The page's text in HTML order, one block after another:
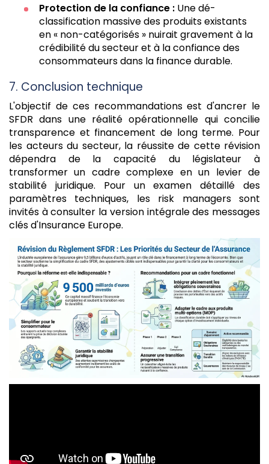
Protection de la confiance : Une dé-
classification massive des produits existants
en « non-catégorisés » nuirait gravement à la
crédibilité du secteur et à la confiance des
consommateurs dans la finance durable.
7. Conclusion technique
L'objectif de ces recommandations est d'ancrer le
SFDR dans une réalité opérationnelle qui concilie
transparence et financement de long terme. Pour
les acteurs du secteur, la réussite de cette révision
dépendra de la capacité du législateur à
transformer un cadre complexe en un levier de
stabilité juridique. Pour un examen détaillé des
paramètres techniques, les risk managers sont
invités à consulter la version intégrale des messages
clés d'Insurance Europe.